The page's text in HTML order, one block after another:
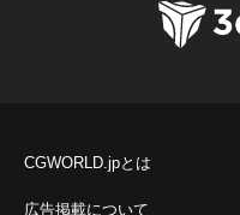
CGWORLD.jpとは
広告掲載について